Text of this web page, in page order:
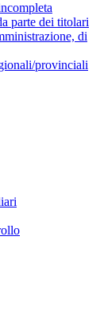
parte dei titolari
di
provinciali